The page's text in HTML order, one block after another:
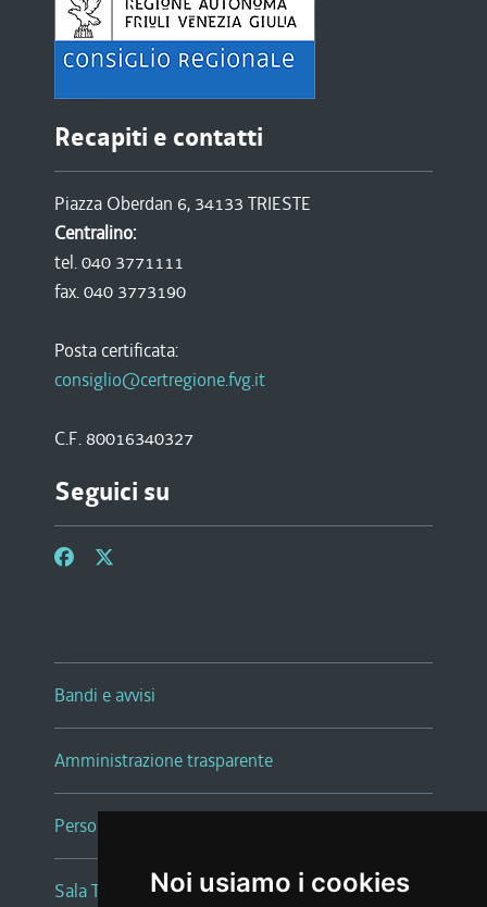
Noi usiamo i cookies
Recapiti e contatti
Piazza Oberdan 6, 34133 TRIESTE
Centralino:
tel. 040 3771111
fax. 040 3773190
Posta certificata:
consiglio@certregione.fvg.it
C.F. 80016340327
Seguici su
Bandi e avvisi
Amministrazione trasparente
Persone e Uffici
Sala Tiziano Tessitori